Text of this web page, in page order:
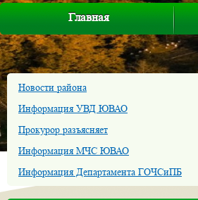
Главная
Новости района
Информация УВД ЮВАО
Прокурор разъясняет
Информация МЧС ЮВАО
Информация Департамента ГОЧСиПБ